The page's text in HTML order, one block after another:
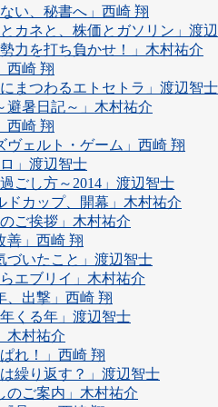
い、秘書へ」西崎 翔
カネと、株価とガソリン」渡
力を打ち負かせ！」木村祐介
西崎 翔
まつわるエトセトラ」渡辺智士
避暑日記～」木村祐介
西崎 翔
ヴェルト・ゲーム」西崎 翔
」渡辺智士
ごし方～2014」渡辺智士
ドカップ、開幕」木村祐介
ご挨拶」木村祐介
善」西崎 翔
づいたこと」渡辺智士
エブリイ」木村祐介
、出撃」西崎 翔
くる年」渡辺智士
木村祐介
れ！」西崎 翔
繰り返す？」渡辺智士
のご案内」木村祐介